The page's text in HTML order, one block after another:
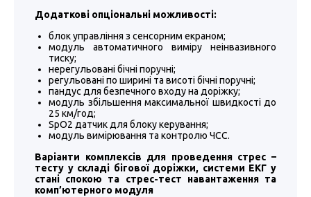
Додаткові опціональні можливості:
блок управління з сенсорним екраном;
модуль автоматичного виміру неінвазивного
тиску;
нерегульовані бічні поручні;
регульовані по ширині та висоті бічні поручні;
пандус для безпечного входу на доріжку;
модуль збільшення максимальної швидкості до
25 км/год;
SpO2 датчик для блоку керування;
модуль вимірювання та контролю ЧСС.
Варіанти комплексів для проведення стрес –
тесту у складі бігової доріжки, системи ЕКГ у
стані спокою та стрес-тест навантаження та
комп’ютерного модуля